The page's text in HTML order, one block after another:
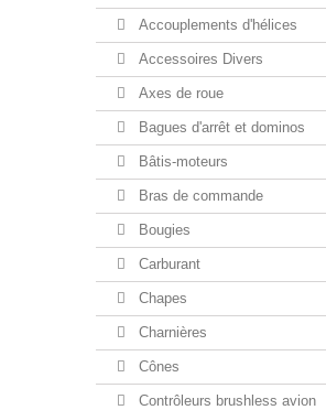
Accouplements d'hélices
Accessoires Divers
Axes de roue
Bagues d'arrêt et dominos
Bâtis-moteurs
Bras de commande
Bougies
Carburant
Chapes
Charnières
Cônes
Contrôleurs brushless avion